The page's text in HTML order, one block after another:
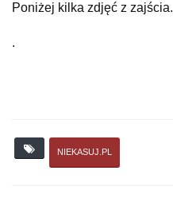
Poniżej kilka zdjęć z zajścia.
.
NIEKASUJ.PL